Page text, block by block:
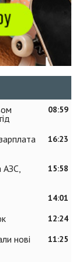
08:59
16:23
15:58
АЗС,
14:01
12:24
11:25
нові